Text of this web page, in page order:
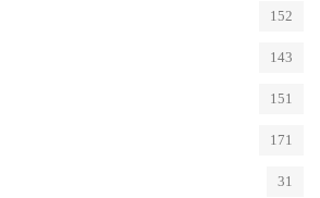
152
143
151
171
31